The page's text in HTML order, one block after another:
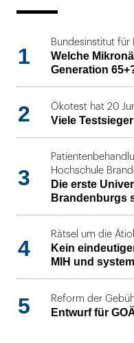
1
Bundesinstitut für
Welche
Generation
2 Ökotest hat 20
Viele
3
Hochschule
Die erste
Brandenburgs
4
Rätsel um die
Kein
MIH und
5 Reform der
Entwurf für